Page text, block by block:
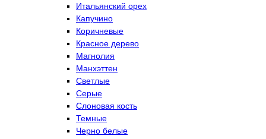
Итальянский орех
Капучино
Коричневые
Красное дерево
Магнолия
Манхэттен
Светлые
Серые
Слоновая кость
Темные
Черно белые